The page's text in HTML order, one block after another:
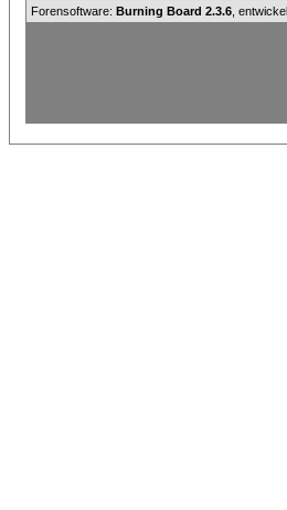
Forensoftware: Burning Board 2.3.6 ,